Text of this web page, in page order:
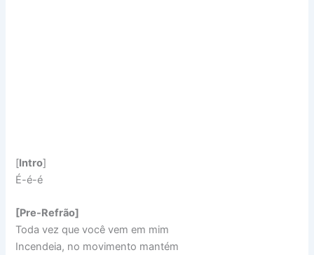
[Intro]
É-é-é
[Pre-Refrão]
Toda vez que você vem em mim
Incendeia, no movimento mantém